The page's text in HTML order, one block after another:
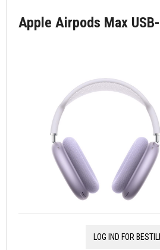
Apple Airpods Max
LOG IND FOR